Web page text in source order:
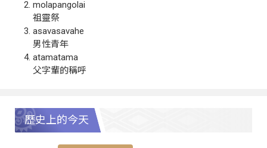
molapangolai
祖靈祭
asavasavahe
男性青年
atamatama
父字輩的稱呼
歷史上的今天